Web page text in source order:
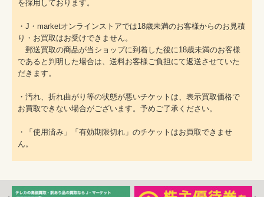
を採用しております。
・J・marketオンラインストアでは18歳未満のお客様からのお見積
り・お買取はお受けできません。
郵送買取の商品が当ショップに到着した後に18歳未満のお客様
であると判明した場合は、送料お客様ご負担にて返送させていた
だきます。
・汚れ、折れ曲がり等の状態が悪いチケットは、表示買取価格で
お買取できない場合がございます。予めご了承ください。
・「使用済み」「有効期限切れ」のチケットはお買取できませ
ん。